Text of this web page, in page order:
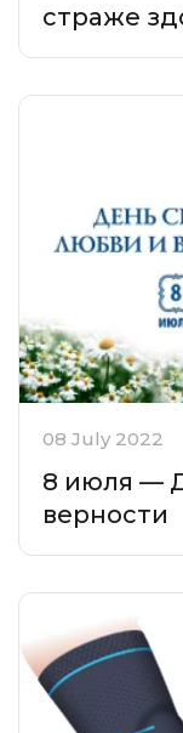
страже
08 July 2022
8 июля —
верности